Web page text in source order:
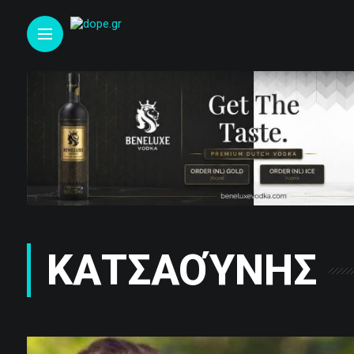
ΚΑΤΣΑΟΎΝΗΣ